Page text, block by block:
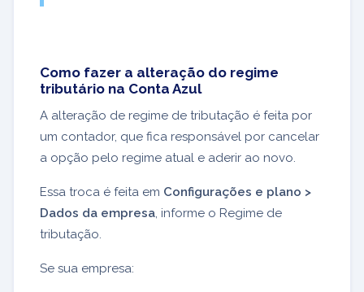
Como fazer a alteração do regime
tributário na Conta Azul
A alteração de regime de tributação é feita por
um contador, que fica responsável por cancelar
a opção pelo regime atual e aderir ao novo.
Essa troca é feita em Configurações e plano >
Dados da empresa informe o Regime de
tributação.
Se sua empresa: